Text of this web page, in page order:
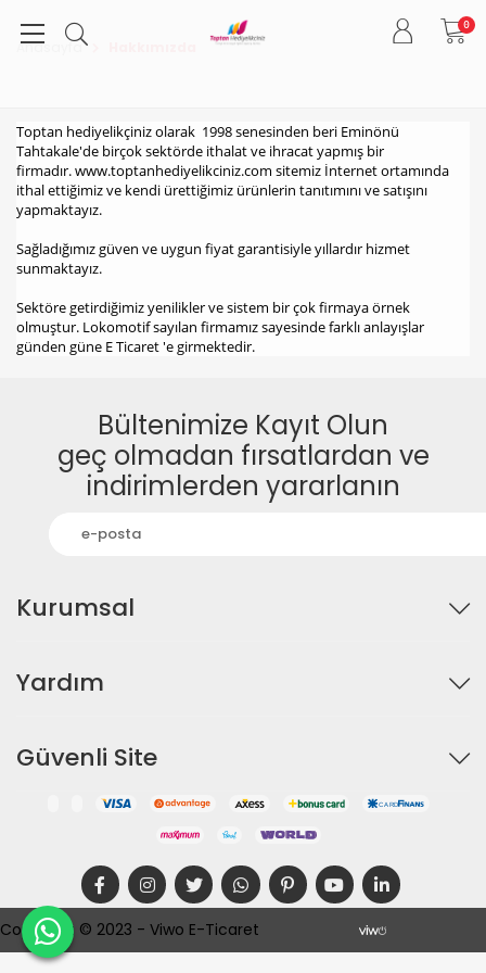
0
Anasayfa
Toptan hediyelikçiniz olarak 1998 senesinden beri Eminönü
Tahtakale'de birçok sektörde ithalat ve ihracat yapmış bir
firmadır. www.toptanhediyelikciniz.com sitemiz İnternet ortamında
ithal ettiğimiz ve kendi ürettiğimiz ürünlerin tanıtımını ve satışını
yapmaktayız.
Sağladığımız güven ve uygun fiyat garantisiyle yıllardır hizmet
sunmaktayız.
Sektöre getirdiğimiz yenilikler ve sistem bir çok firmaya örnek
olmuştur. Lokomotif sayılan firmamız sayesinde farklı anlayışlar
günden güne E Ticaret 'e girmektedir.
Bültenimize Kayıt Olun
geç olmadan fırsatlardan ve
indirimlerden yararlanın
Kurumsal
Yardım
Güvenli Site
Copyright © 2023 - Viwo E-Ticaret